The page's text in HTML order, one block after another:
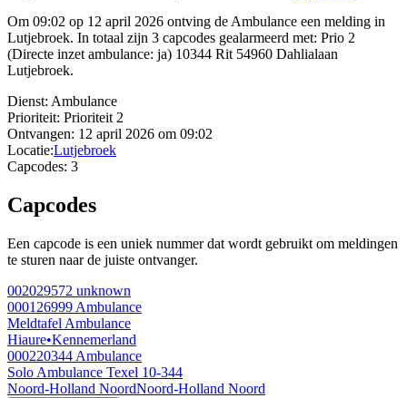
Om 09:02 op 12 april 2026 ontving de Ambulance een melding in
Lutjebroek. In totaal zijn 3 capcodes gealarmeerd met: Prio 2
(Directe inzet ambulance: ja) 10344 Rit 54960 Dahlialaan
Lutjebroek.
Dienst: Ambulance
Prioriteit: Prioriteit 2
Ontvangen: 12 april 2026 om 09:02
Locatie:Lutjebroek
Capcodes: 3
Capcodes
Een capcode is een uniek nummer dat wordt gebruikt om meldingen
te sturen naar de juiste ontvanger.
002029572 unknown
000126999 Ambulance
Meldtafel Ambulance
Hiaure•Kennemerland
000220344 Ambulance
Solo Ambulance Texel 10-344
Noord-Holland NoordNoord-Holland Noord